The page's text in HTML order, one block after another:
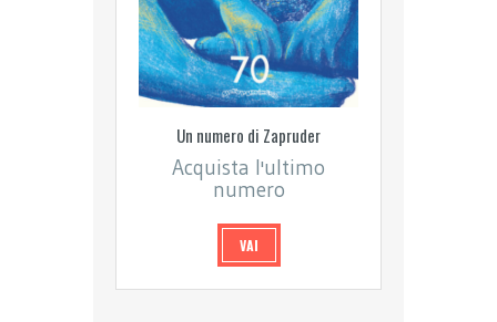
Un numero di Zapruder
Acquista l'ultimo
numero
VAI